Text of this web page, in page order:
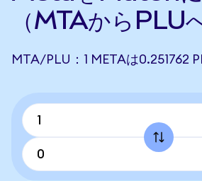
（MTAからPLU
MTA/PLU：1 METAは0.251762